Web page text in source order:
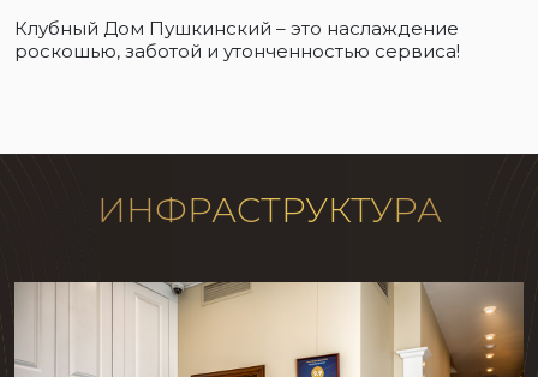
Клубный Дом Пушкинский – это наслаждение
роскошью, заботой и утонченностью сервиса!
ИНФРАСТРУКТУРА